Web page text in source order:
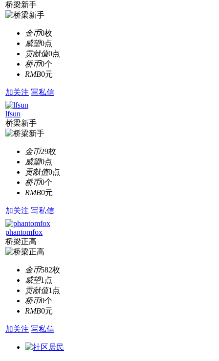
桥梁新手
金币0枚
威望0点
贡献值0点
桥币0个
RMB0元
加关注 写私信
lfsun
桥梁新手
金币29枚
威望0点
贡献值0点
桥币0个
RMB0元
加关注 写私信
phantomfox
桥梁正高
金币582枚
威望1点
贡献值1点
桥币0个
RMB0元
加关注 写私信